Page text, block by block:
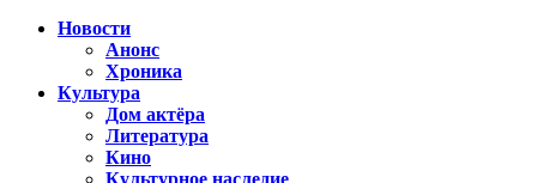
Новости
Анонс
Хроника
Культура
Дом актёра
Литература
Кино